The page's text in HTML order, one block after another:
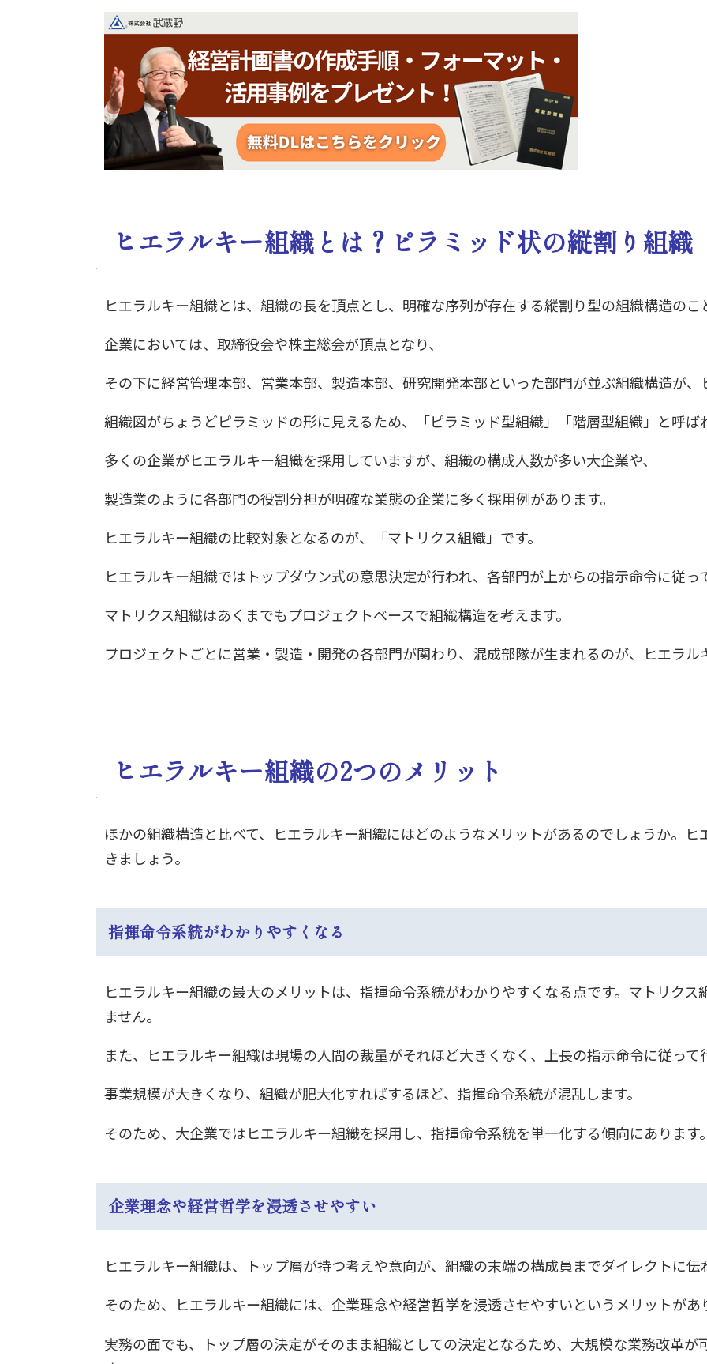
ヒエラルキー組織とは？ピラミッド状の縦割り組織
ヒエラルキー組織とは、組織の長を頂点とし、明確な序列が存在する縦割り型の組織構造のこ
企業においては、取締役会や株主総会が頂点となり、
その下に経営管理本部、営業本部、製造本部、研究開発本部といった部門が並ぶ組織構造が、
組織図がちょうどピラミッドの形に見えるため、「ピラミッド型組織」「階層型組織」と呼ば
多くの企業がヒエラルキー組織を採用していますが、組織の構成人数が多い大企業や、
製造業のように各部門の役割分担が明確な業態の企業に多く採用例があります。
ヒエラルキー組織の比較対象となるのが、「マトリクス組織」です。
ヒエラルキー組織ではトップダウン式の意思決定が行われ、各部門が上からの指示命令に従っ
マトリクス組織はあくまでもプロジェクトベースで組織構造を考えます。
プロジェクトごとに営業・製造・開発の各部門が関わり、混成部隊が生まれるのが、ヒエラル
ヒエラルキー組織の2つのメリット
ほかの組織構造と比べて、ヒエラルキー組織にはどのようなメリットがあるのでしょうか。
きましょう。
指揮命令系統がわかりやすくなる
ヒエラルキー組織の最大のメリットは、指揮命令系統がわかりやすくなる点です。マトリク
ません。
また、ヒエラルキー組織は現場の人間の裁量がそれほど大きくなく、上長の指示命令に従って
事業規模が大きくなり、組織が肥大化すればするほど、指揮命令系統が混乱します。
そのため、大企業ではヒエラルキー組織を採用し、指揮命令系統を単一化する傾向にあります。
企業理念や経営哲学を浸透させやすい
ヒエラルキー組織は、トップ層が持つ考えや意向が、組織の末端の構成員までダイレクトに伝
そのため、ヒエラルキー組織には、企業理念や経営哲学を浸透させやすいというメリットがあ
実務の面でも、トップ層の決定がそのまま組織としての決定となるため、大規模な業務改革